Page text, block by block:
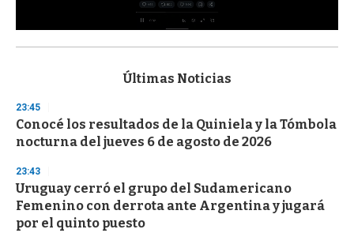
s
d
s
o
f
3
s
e
c
o
Últimas Noticias
23:45
Conocé los resultados de la Quiniela y la Tómbola
nocturna del jueves 6 de agosto de 2026
23:43
Uruguay cerró el grupo del Sudamericano
Femenino con derrota ante Argentina y jugará
por el quinto puesto